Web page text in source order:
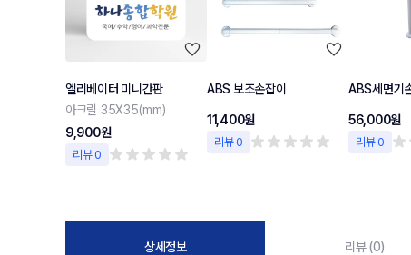
엘리베이터 미니간판
아크릴 35X35(mm)
9,900원
리뷰 0
ABS 보조손잡이
11,400원
리뷰 0
ABS세면기
56,000원
리뷰 0
상세정보 리뷰 (0)